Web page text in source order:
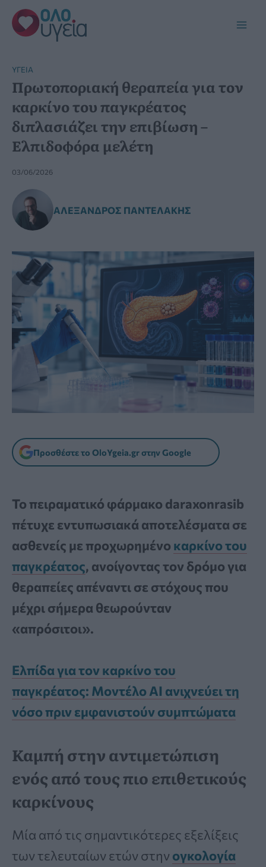
Μετάβαση
στο
περιεχόμενο
YΓΕΊΑ
Πρωτοποριακή θεραπεία για τον
καρκίνο του παγκρέατος
διπλασιάζει την επιβίωση –
Ελπιδοφόρα μελέτη
03/06/2026
ΑΛΈΞΑΝΔΡΟΣ ΠΑΝΤΕΛΆΚΗΣ
Προσθέστε το OloYgeia.gr στην Google
Το πειραματικό φάρμακο daraxonrasib
πέτυχε εντυπωσιακά αποτελέσματα σε
ασθενείς με προχωρημένο καρκίνο του
παγκρέατος, ανοίγοντας τον δρόμο για
θεραπείες απέναντι σε στόχους που
μέχρι σήμερα θεωρούνταν
«απρόσιτοι».
Ελπίδα για τον καρκίνο του
παγκρέατος: Μοντέλο AI ανιχνεύει τη
νόσο πριν εμφανιστούν συμπτώματα
Καμπή στην αντιμετώπιση
ενός από τους πιο επιθετικούς
καρκίνους
Μία από τις σημαντικότερες εξελίξεις
των τελευταίων ετών στην ογκολογία